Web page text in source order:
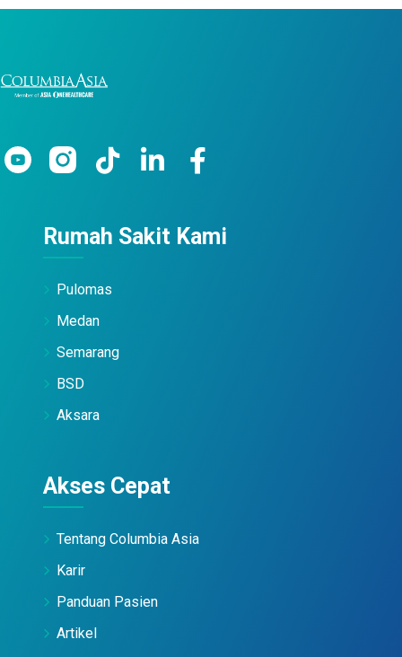
Rumah Sakit Kami
Pulomas
Medan
Semarang
BSD
Aksara
Akses Cepat
Tentang Columbia Asia
Karir
Panduan Pasien
Artikel